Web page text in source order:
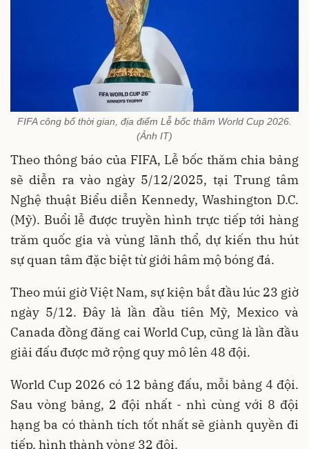
FIFA công bố thời gian, địa điểm Lễ bốc thăm World Cup 2026.
(Ảnh IT)
Theo thông báo của FIFA, Lễ bốc thăm chia bảng
sẽ diễn ra vào ngày 5/12/2025, tại Trung tâm
Nghệ thuật Biểu diễn Kennedy, Washington D.C.
(Mỹ). Buổi lễ được truyền hình trực tiếp tới hàng
trăm quốc gia và vùng lãnh thổ, dự kiến thu hút
sự quan tâm đặc biệt từ giới hâm mộ bóng đá.
Theo múi giờ Việt Nam, sự kiện bắt đầu lúc 23 giờ
ngày 5/12. Đây là lần đầu tiên Mỹ, Mexico và
Canada đồng đăng cai World Cup, cũng là lần đầu
giải đấu được mở rộng quy mô lên 48 đội.
World Cup 2026 có 12 bảng đấu, mỗi bảng 4 đội.
Sau vòng bảng, 2 đội nhất - nhì cùng với 8 đội
hạng ba có thành tích tốt nhất sẽ giành quyền đi
tiếp, hình thành vòng 32 đội.